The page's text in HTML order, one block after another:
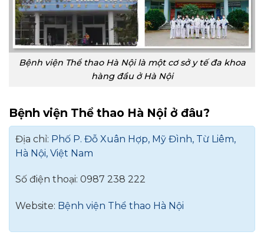
Bệnh viện Thể thao Hà Nội là một cơ sở y tế đa khoa
hàng đầu ở Hà Nội
Bệnh viện Thể thao Hà Nội ở đâu?
Địa chỉ: Phố P. Đỗ Xuân Hợp, Mỹ Đình, Từ Liêm,
Hà Nội, Việt Nam
Số điện thoại: 0987 238 222
Website: Bệnh viện Thể thao Hà Nội